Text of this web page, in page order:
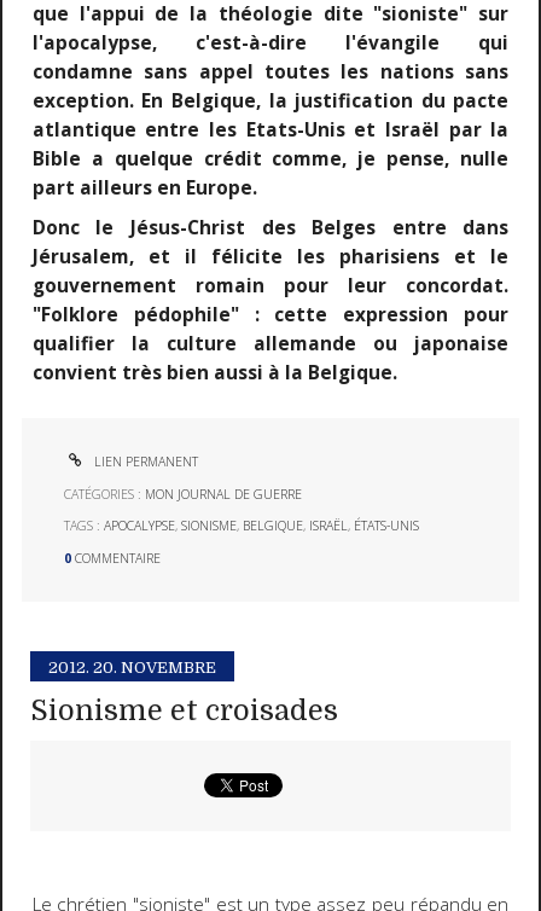
que l'appui de la théologie dite "sioniste" sur
l'apocalypse, c'est-à-dire l'évangile qui
condamne sans appel toutes les nations sans
exception. En Belgique, la justification du pacte
atlantique entre les Etats-Unis et Israël par la
Bible a quelque crédit comme, je pense, nulle
part ailleurs en Europe.
Donc le Jésus-Christ des Belges entre dans
Jérusalem, et il félicite les pharisiens et le
gouvernement romain pour leur concordat.
"Folklore pédophile" : cette expression pour
qualifier la culture allemande ou japonaise
convient très bien aussi à la Belgique.
LIEN PERMANENT
CATÉGORIES : MON JOURNAL DE GUERRE
TAGS :APOCALYPSE,SIONISME, BELGIQUE, ISRAËL, ÉTATS-UNIS
0 COMMENTAIRE
2012. 20. NOVEMBRE
Sionisme et croisades
Le chrétien "sioniste" est un type assez peu répandu en